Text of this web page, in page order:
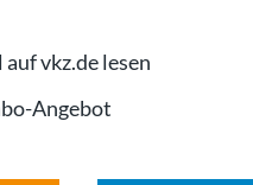
vkz.de lesen
Angebot